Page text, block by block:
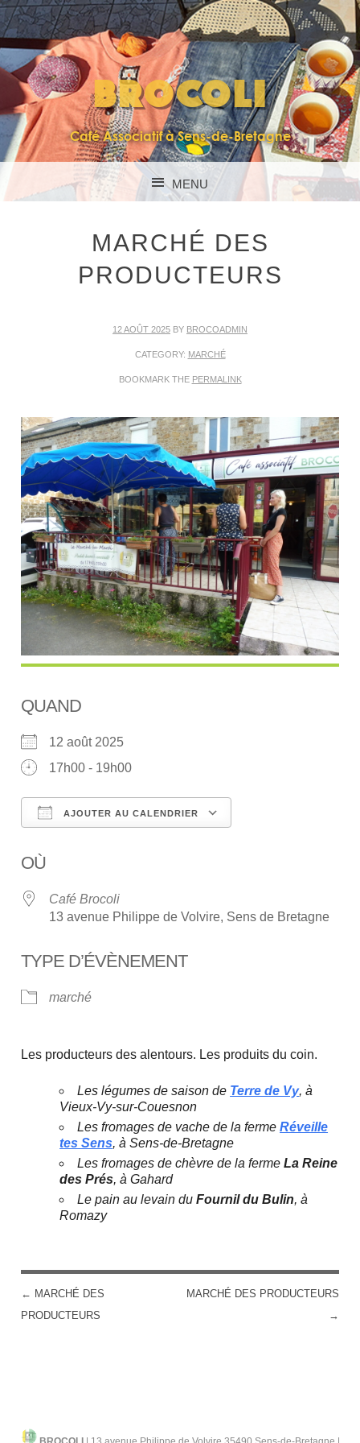
BROCOLI
Café Associatif à Sens-de-Bretagne
MENU
MARCHÉ DES
PRODUCTEURS
12 AOÛT 2025 BY BROCOADMIN
CATEGORY: MARCHÉ
BOOKMARK THE PERMALINK
QUAND
12 août 2025
17h00 - 19h00
AJOUTER AU CALENDRIER
OÙ
Café Brocoli
13 avenue Philippe de Volvire, Sens de Bretagne
TYPE D’ÉVÈNEMENT
marché
Les producteurs des alentours. Les produits du coin.
Les légumes de saison de Terre de Vy, à
Vieux-Vy-sur-Couesnon
Les fromages de vache de la fermeRéveille
tes Sens, à Sens-de-Bretagne
Les fromages de chèvre de la fermeLa Reine
des Prés, à Gahard
Le pain au levain duFournil du Bulin, à
Romazy
POST NAVIGATION
← MARCHÉ DES
PRODUCTEURS
MARCHÉ DES PRODUCTEURS
→